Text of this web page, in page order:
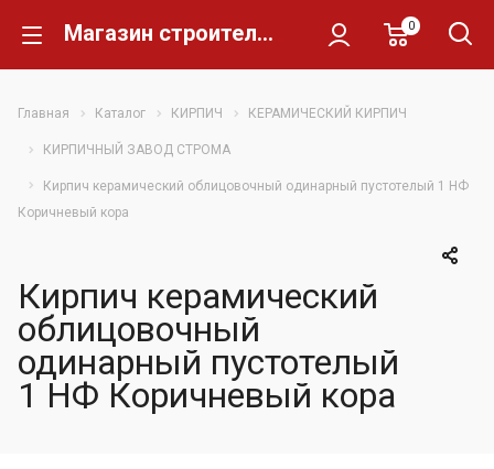
Магазин строительных материалов Склад Кирпича 0
Главная Каталог КИРПИЧ КЕРАМИЧЕСКИЙ КИРПИЧ
КИРПИЧНЫЙ ЗАВОД СТРОМА
Кирпич керамический облицовочный одинарный пустотелый 1 НФ
Коричневый кора
Кирпич керамический
облицовочный
одинарный пустотелый
1 НФ Коричневый кора